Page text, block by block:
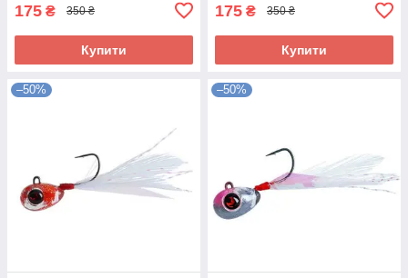
175 ₴ 350 ₴
Купити
175 ₴ 350 ₴
Купити
–50% –50%